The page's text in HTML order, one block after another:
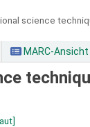
science
MARC-Ansicht